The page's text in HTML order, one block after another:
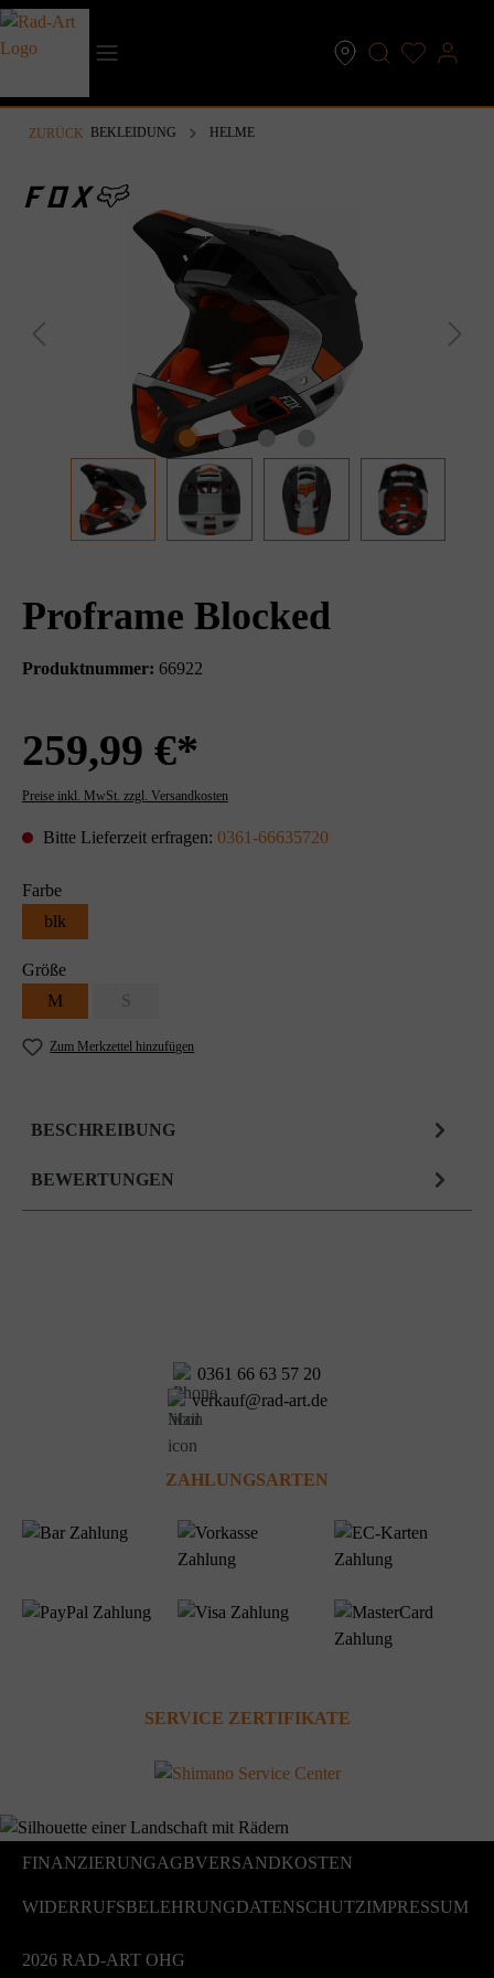
springen
ZURÜCK BEKLEIDUNG HELME
Proframe Blocked
Produktnummer: 66922
259,99 €*
Preise inkl. MwSt. zzgl. Versandkosten
Bitte Lieferzeit erfragen: 0361-66635720
Farbe
blk
Größe
M
S
Zum Merkzettel hinzufügen
BESCHREIBUNG
BEWERTUNGEN
ZAHLUNGSARTEN
0361 66 63 57 20
verkauf@rad-art.de
SERVICE ZERTIFIKATE
2026 RAD-ART OHG
FINANZIERUNGAGBVERSANDKOSTEN
WIDERRUFSBELEHRUNGDATENSCHUTZIMPRESSUM